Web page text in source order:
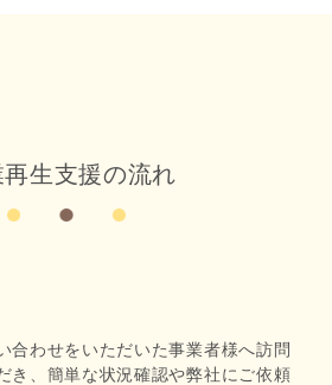
生支援の流れ
合わせをいただいた事業者様へ訪問
き、簡単な状況確認や弊社にご依頼